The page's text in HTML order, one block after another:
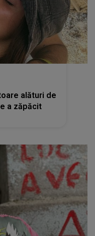
alături de
a zăpăcit